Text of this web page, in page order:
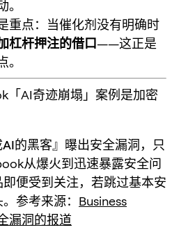
重点：当催化剂没有明确时
杠杆押注的借口——这正是
「AI奇迹崩塌」案例是加密
AI的黑客』曝出安全漏洞，只
从爆火到迅速暴露安全问
便受到关注，若跳过基本安
参考来源： Business
漏洞的报道